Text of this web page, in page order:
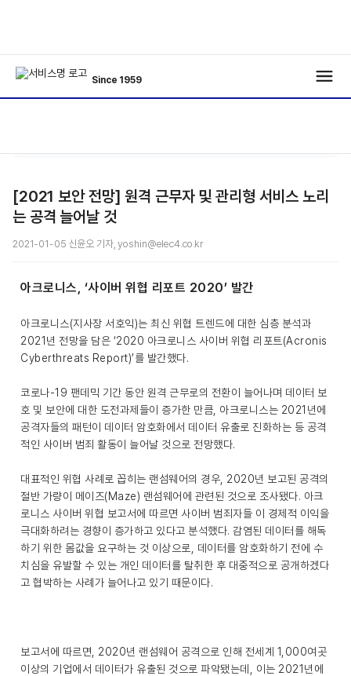
Since 1959
[2021 보안 전망] 원격 근무자 및 관리형 서비스 노리
는 공격 늘어날 것
2021-01-05 신윤오 기자, yoshin@elec4.co.kr
아크로니스, ‘사이버 위협 리포트 2020’ 발간
아크로니스(지사장 서호익)는 최신 위협 트렌드에 대한 심층 분석과
2021년 전망을 담은 ‘2020 아크로니스 사이버 위협 리포트(Acronis
Cyberthreats Report)’를 발간했다.
코로나-19 팬데믹 기간 동안 원격 근무로의 전환이 늘어나며 데이터 보
호 및 보안에 대한 도전과제들이 증가한 만큼, 아크로니스는 2021년에
공격자들의 패턴이 데이터 암호화에서 데이터 유출로 진화하는 등 공격
적인 사이버 범죄 활동이 늘어날 것으로 전망했다.
대표적인 위협 사례로 꼽히는 랜섬웨어의 경우, 2020년 보고된 공격의
절반 가량이 메이즈(Maze) 랜섬웨어에 관련된 것으로 조사됐다. 아크
로니스 사이버 위협 보고서에 따르면 사이버 범죄자들 이 경제적 이익을
극대화하려는 경향이 증가하고 있다고 분석했다. 감염된 데이터를 해독
하기 위한 몸값을 요구하는 것 이상으로, 데이터를 암호화하기 전에 수
치심을 유발할 수 있는 개인 데이터를 탈취한 후 대중적으로 공개하겠다
고 협박하는 사례가 늘어나고 있기 때문이다.
보고서에 따르면, 2020년 랜섬웨어 공격으로 인해 전세계 1,000여곳
이상의 기업에서 데이터가 유출된 것으로 파악됐는데, 이는 2021년에